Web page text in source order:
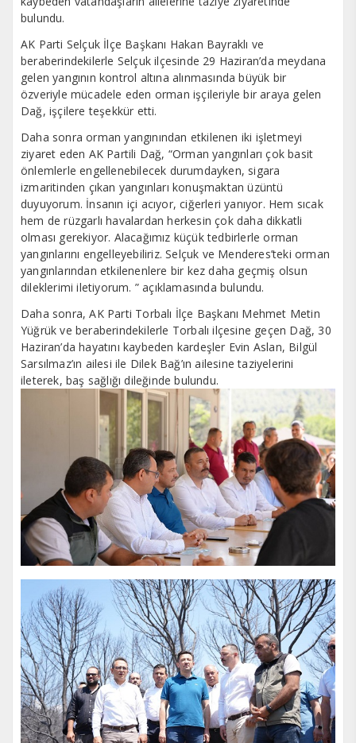
bulundu.
AK Parti Selçuk İlçe Başkanı Hakan Bayraklı ve
beraberindekilerle Selçuk ilçesinde 29 Haziran’da meydana
gelen yangının kontrol altına alınmasında büyük bir
özveriyle mücadele eden orman işçileriyle bir araya gelen
Dağ, işçilere teşekkür etti.
Daha sonra orman yangınından etkilenen iki işletmeyi
ziyaret eden AK Partili Dağ, “Orman yangınları çok basit
önlemlerle engellenebilecek durumdayken, sigara
izmaritinden çıkan yangınları konuşmaktan üzüntü
duyuyorum. İnsanın içi acıyor, ciğerleri yanıyor. Hem sıcak
hem de rüzgarlı havalardan herkesin çok daha dikkatli
olması gerekiyor. Alacağımız küçük tedbirlerle orman
yangınlarını engelleyebiliriz. Selçuk ve Menderes’teki orman
yangınlarından etkilenenlere bir kez daha geçmiş olsun
dileklerimi iletiyorum. ” açıklamasında bulundu.
Daha sonra, AK Parti Torbalı İlçe Başkanı Mehmet Metin
Yüğrük ve beraberindekilerle Torbalı ilçesine geçen Dağ, 30
Haziran’da hayatını kaybeden kardeşler Evin Aslan, Bilgül
Sarsılmaz’ın ailesi ile Dilek Bağ’ın ailesine taziyelerini
ileterek, baş sağlığı dileğinde bulundu.